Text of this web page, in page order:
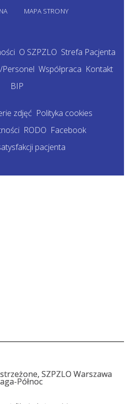
MAPA STRONY
O SZPZLO Strefa Pacjenta
Współpraca Kontakt
BIP
zdjęć Polityka cookies
RODO Facebook
pacjenta
SZPZLO Warszawa
Północ